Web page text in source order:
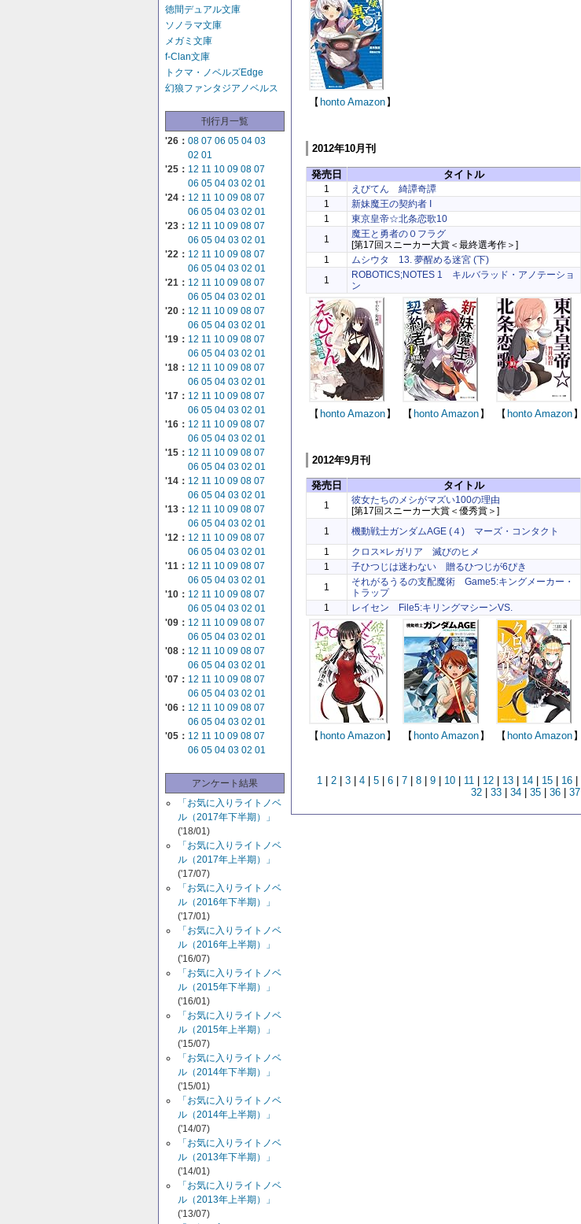
徳間デュアル文庫
ソノラマ文庫
メガミ文庫
f-Clan文庫
トクマ・ノベルズEdge
幻狼ファンタジアノベルス
刊行月一覧
'26： 08 07 06 05 04 03
02 01
'25： 12 11 10 09 08 07
06 05 04 03 02 01
'24： 12 11 10 09 08 07
06 05 04 03 02 01
'23： 12 11 10 09 08 07
06 05 04 03 02 01
'22： 12 11 10 09 08 07
06 05 04 03 02 01
'21： 12 11 10 09 08 07
06 05 04 03 02 01
'20： 12 11 10 09 08 07
06 05 04 03 02 01
'19： 12 11 10 09 08 07
06 05 04 03 02 01
'18： 12 11 10 09 08 07
06 05 04 03 02 01
'17： 12 11 10 09 08 07
06 05 04 03 02 01
'16： 12 11 10 09 08 07
06 05 04 03 02 01
'15： 12 11 10 09 08 07
06 05 04 03 02 01
'14： 12 11 10 09 08 07
06 05 04 03 02 01
'13： 12 11 10 09 08 07
06 05 04 03 02 01
'12： 12 11 10 09 08 07
06 05 04 03 02 01
'11： 12 11 10 09 08 07
06 05 04 03 02 01
'10： 12 11 10 09 08 07
06 05 04 03 02 01
'09： 12 11 10 09 08 07
06 05 04 03 02 01
'08： 12 11 10 09 08 07
06 05 04 03 02 01
'07： 12 11 10 09 08 07
06 05 04 03 02 01
'06： 12 11 10 09 08 07
06 05 04 03 02 01
'05： 12 11 10 09 08 07
06 05 04 03 02 01
アンケート結果
「お気に入りライトノベ
ル（2017年下半期）」
('18/01)
「お気に入りライトノベ
ル（2017年上半期）」
('17/07)
「お気に入りライトノベ
ル（2016年下半期）」
('17/01)
「お気に入りライトノベ
ル（2016年上半期）」
('16/07)
「お気に入りライトノベ
ル（2015年下半期）」
('16/01)
「お気に入りライトノベ
ル（2015年上半期）」
('15/07)
「お気に入りライトノベ
ル（2014年下半期）」
('15/01)
「お気に入りライトノベ
ル（2014年上半期）」
('14/07)
「お気に入りライトノベ
ル（2013年下半期）」
('14/01)
「お気に入りライトノベ
ル（2013年上半期）」
('13/07)
【 honto Amazon 】
2012年10月刊
発売日 タイトル
1 えびてん 綺譚奇譚
1
新妹魔王の契約者 I
1
東京皇帝☆北条恋歌10
1
魔王と勇者の０フラグ
[第17回スニーカー大賞＜最終選考作＞]
1
ムシウタ 13. 夢醒める迷宮 (下)
1
ROBOTICS;NOTES 1 キルバラッド・アノテーショ
ン
【honto Amazon】 【honto Amazon】 【honto Amazon】
2012年9月刊
発売日 タイトル
1
彼女たちのメシがマズい100の理由
[第17回スニーカー大賞＜優秀賞＞]
1 機動戦士ガンダムAGE (４) マーズ・コンタクト
1
クロス×レガリア 滅びのヒメ
1
子ひつじは迷わない 贈るひつじが6ぴき
1
それがるうるの支配魔術 Game5:キングメーカー・
トラップ
1
レイセン File5:キリングマシーンVS.
【 honto Amazon 】 【 honto Amazon 】 【 honto Amazon 】
1 2| 3| 4| 5| 6| 7| 8| 9| 10| 11 12| 13| 14| 15| 16|
32
33 34 35 36 37